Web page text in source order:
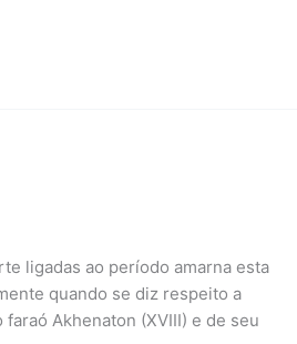
ligadas ao período amarna esta
quando se diz respeito a
Akhenaton (XVIII) e de seu